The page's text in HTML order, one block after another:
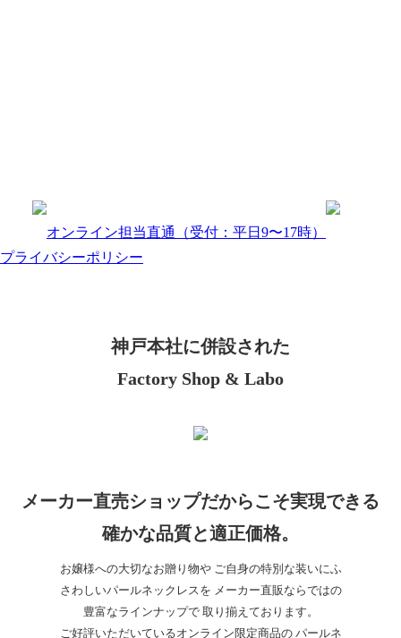
オンライン担当直通
（受付：平日9〜17時）
プライバシーポリシー
神戸本社に併設された
Factory Shop & Labo
メーカー直売ショップだからこそ実現できる
確かな品質と適正価格。
お嬢様への大切なお贈り物や ご自身の特別な装いにふ
さわしいパールネックレスを メーカー直販ならではの
豊富なラインナップで 取り揃えております。
ご好評いただいているオンライン限定商品の パールネ